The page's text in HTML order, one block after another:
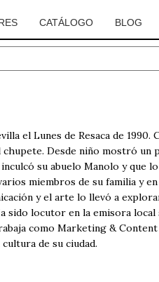
CATÁLOGO BLOG
el Lunes de Resaca de
chupete. Desde niño mostró
su abuelo Manolo y que
miembros de su familia y
y el arte lo llevó a
sido locutor en la emisora
como Marketing &
de su ciudad.